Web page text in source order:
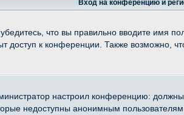
Вход на конференцию и
что вы правильно вводите имя
доступ к конференции. Также возможно,
настроил конференцию:
недоступны анонимным